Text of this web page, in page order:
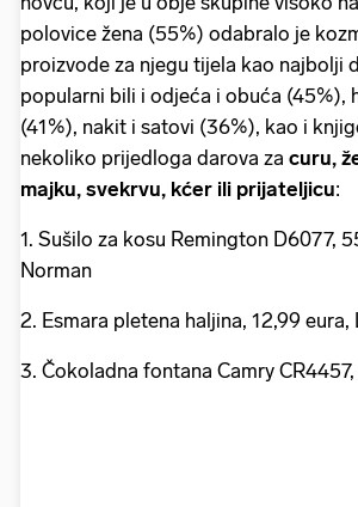
polovice žena (55%) odabralo je
proizvode za njegu tijela kao najbolji
popularni bili i odjeća i obuća (45%),
(41%), nakit i satovi (36%), kao i
nekoliko prijedloga darova za curu,
majku, svekrvu, kćer ili prijateljicu:
1. Sušilo za kosu Remington D6077,
Norman
2. Esmara pletena haljina, 12,99 eura,
3. Čokoladna fontana Camry